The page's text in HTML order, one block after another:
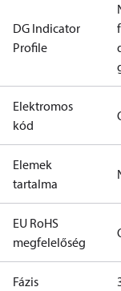
DG Indicator
Profile
Elektromos
kód
Elemek
tartalma
EU RoHS
megfelelőség
Fázis